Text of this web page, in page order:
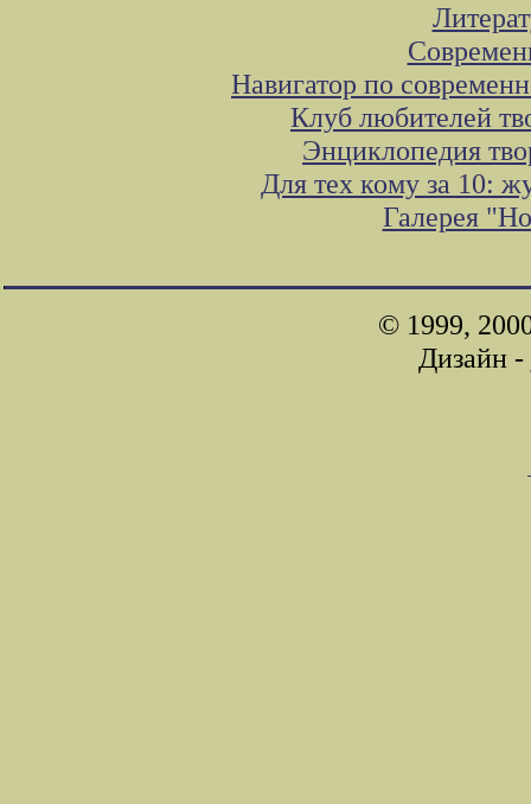
Навигатор по
Клуб любителей
Энциклопедия
Для тех кому за 10:
Галерея
© 1999,
Дизайн -